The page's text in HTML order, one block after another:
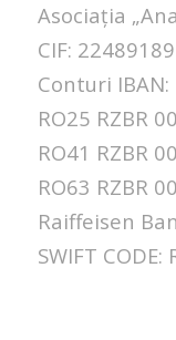
Asociația
CIF: 22489189
Conturi IBAN:
RO25 RZBR
RO41 RZBR
RO63 RZBR
Raiffeisen
SWIFT CODE: